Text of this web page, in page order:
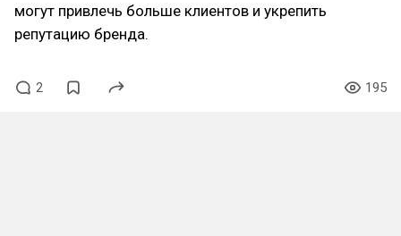
могут привлечь больше клиентов и укрепить
репутацию бренда.
2 195